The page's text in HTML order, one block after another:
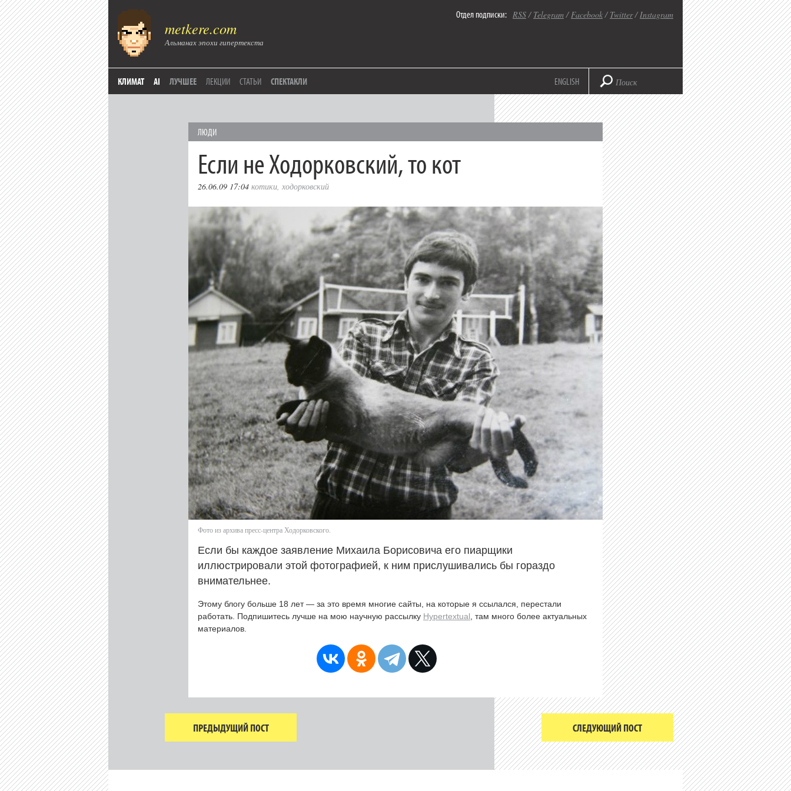
metkere.com
Альманах эпохи гипертекста
Отдел подписки: RSS/ Telegram/Facebook/ Twitter/Instagram
КЛИМАТ AI ЛУЧШЕЕ ЛЕКЦИИ СТАТЬИ СПЕКТАКЛИ ENGLISH
ЛЮДИ
Если не Ходорковский, то кот
26.06.09 17:04 котики, ходорковский
Фото из архива пресс-центра Ходорковского.
Если бы каждое заявление Михаила Борисовича его пиарщики
иллюстрировали этой фотографией, к ним прислушивались бы гораздо
внимательнее.
Этому блогу больше 18 лет — за это время многие сайты, на которые я ссылался, перестали
работать. Подпишитесь лучше на мою научную рассылку Hypertextual , там много более актуальных
материалов.
ПРЕДЫДУЩИЙ ПОСТ СЛЕДУЮЩИЙ ПОСТ